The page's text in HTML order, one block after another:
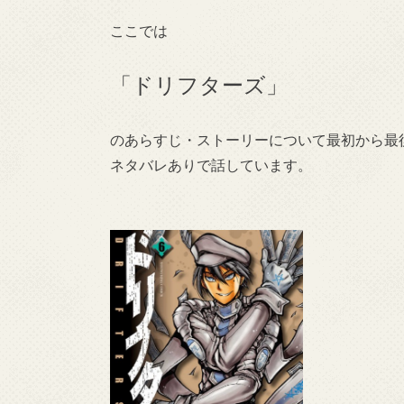
ここでは
「ドリフターズ」
のあらすじ・ストーリーについて最初から最
ネタバレありで話しています。